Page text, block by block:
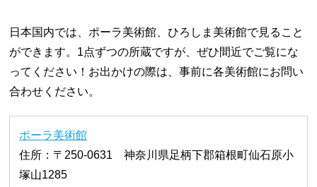
日本国内では、ポーラ美術館、ひろしま美術館で見ること
ができます。1点ずつの所蔵ですが、ぜひ間近でご覧にな
ってください！お出かけの際は、事前に各美術館にお問い
合わせください。
ポーラ美術館
住所：〒250-0631 神奈川県足柄下郡箱根町仙石原小
塚山1285